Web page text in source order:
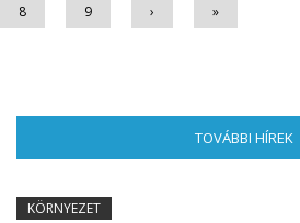
8
9 › »
TOVÁBBI HÍREK
KÖRNYEZET